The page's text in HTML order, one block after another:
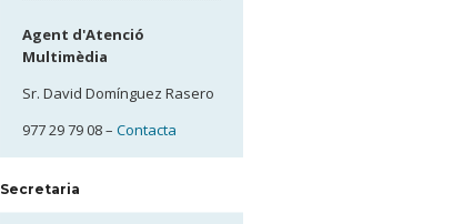
Agent d'Atenció
Multimèdia
Sr. David Domínguez Rasero
977 29 79 08 – Contacta
Secretaria